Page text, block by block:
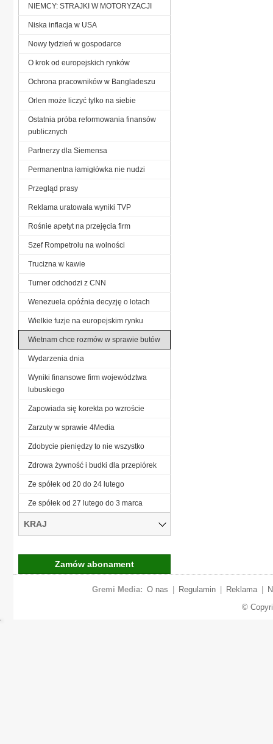
NIEMCY: STRAJKI W MOTORYZACJI
Niska inflacja w USA
Nowy tydzień w gospodarce
O krok od europejskich rynków
Ochrona pracowników w Bangladeszu
Orlen może liczyć tylko na siebie
Ostatnia próba reformowania finansów
publicznych
Partnerzy dla Siemensa
Permanentna łamigłówka nie nudzi
Przegląd prasy
Reklama uratowała wyniki TVP
Rośnie apetyt na przejęcia firm
Szef Rompetrolu na wolności
Trucizna w kawie
Turner odchodzi z CNN
Wenezuela opóźnia decyzję o lotach
Wielkie fuzje na europejskim rynku
Wietnam chce rozmów w sprawie butów
Wydarzenia dnia
Wyniki finansowe firm województwa
lubuskiego
Zapowiada się korekta po wzroście
Zarzuty w sprawie 4Media
Zdobycie pieniędzy to nie wszystko
Zdrowa żywność i budki dla przepiórek
Ze spółek od 20 do 24 lutego
Ze spółek od 27 lutego do 3 marca
KRAJ
Zamów abonament
Gremi Media: O nas Regulamin Reklama
©